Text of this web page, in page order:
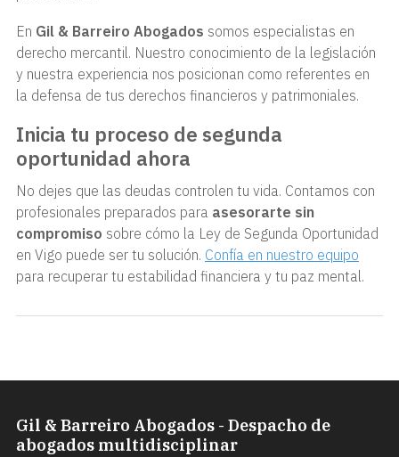
En Gil & Barreiro Abogados somos especialistas en
derecho mercantil. Nuestro conocimiento de la legislación
y nuestra experiencia nos posicionan como referentes en
la defensa de tus derechos financieros y patrimoniales.
Inicia tu proceso de segunda
oportunidad ahora
No dejes que las deudas controlen tu vida. Contamos con
profesionales preparados para asesorarte sin
compromiso sobre cómo la Ley de Segunda Oportunidad
en Vigo puede ser tu solución. Confía en nuestro equipo
para recuperar tu estabilidad financiera y tu paz mental.
Gil & Barreiro Abogados - Despacho de
abogados multidisciplinar